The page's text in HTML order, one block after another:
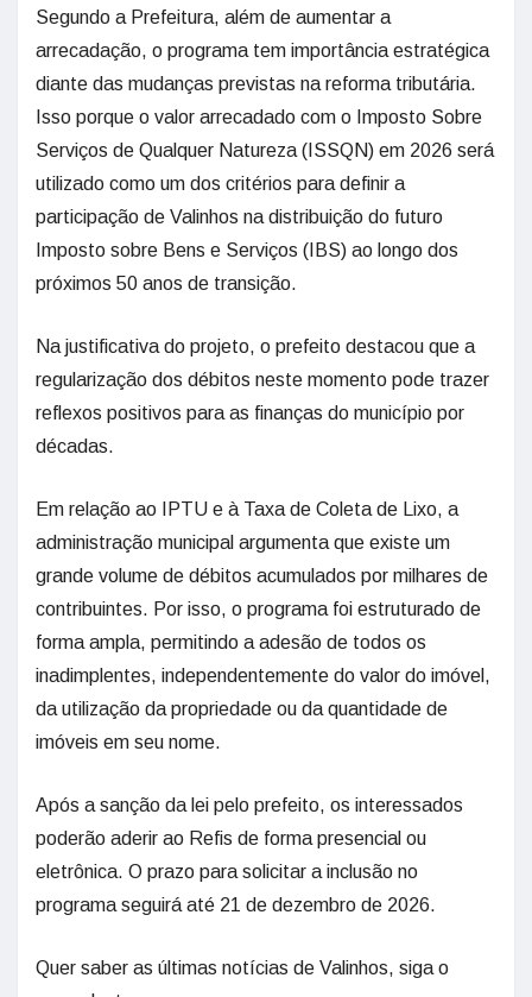
Segundo a Prefeitura, além de aumentar a
arrecadação, o programa tem importância estratégica
diante das mudanças previstas na reforma tributária.
Isso porque o valor arrecadado com o Imposto Sobre
Serviços de Qualquer Natureza (ISSQN) em 2026 será
utilizado como um dos critérios para definir a
participação de Valinhos na distribuição do futuro
Imposto sobre Bens e Serviços (IBS) ao longo dos
próximos 50 anos de transição.
Na justificativa do projeto, o prefeito destacou que a
regularização dos débitos neste momento pode trazer
reflexos positivos para as finanças do município por
décadas.
Em relação ao IPTU e à Taxa de Coleta de Lixo, a
administração municipal argumenta que existe um
grande volume de débitos acumulados por milhares de
contribuintes. Por isso, o programa foi estruturado de
forma ampla, permitindo a adesão de todos os
inadimplentes, independentemente do valor do imóvel,
da utilização da propriedade ou da quantidade de
imóveis em seu nome.
Após a sanção da lei pelo prefeito, os interessados
poderão aderir ao Refis de forma presencial ou
eletrônica. O prazo para solicitar a inclusão no
programa seguirá até 21 de dezembro de 2026.
Quer saber as últimas notícias de Valinhos, siga o